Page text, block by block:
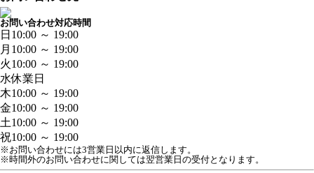
お問い合わせ対応時間
日 10:00 ～ 19:00
月 10:00 ～ 19:00
火10:00 ～ 19:00
水休業日
木10:00 ～ 19:00
金10:00 ～ 19:00
土10:00 ～ 19:00
祝10:00 ～ 19:00
※お問い合わせには3営業日以内に返信します。
※時間外のお問い合わせに関しては翌営業日の受付となります。